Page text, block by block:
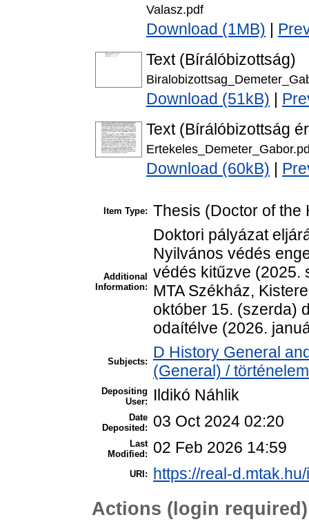
Valasz.pdf
Download (1MB)
Text (Bírálóbizottság)
Download (51kB)
Text (Bírálóbizottság
Download (60kB)
Item Type: Thesis (Doctor of the
Additional
Information:
Doktori pályázat
Nyilvános védés
védés kitűzve (2025.
MTA Székház,
október 15. (szerda)
odaítélve (2026.
Subjects:
D History General
(General) /
Depositing
User:
Ildikó Náhlik
Date
Deposited:
03 Oct 2024 02:20
Last
Modified:
02 Feb 2026 14:59
URI: https://real-
Actions (login required)